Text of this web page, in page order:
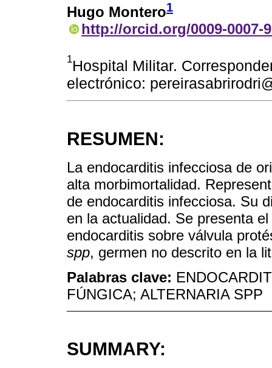
Hugo Montero1
http://orcid.org/0009-0007-
1Hospital Militar.
electrónico:
RESUMEN:
La endocarditis infecciosa de
alta morbimortalidad.
de endocarditis infecciosa. Su
en la actualidad. Se presenta
endocarditis sobre válvula
spp, germen no descrito en la
Palabras clave:
FÚNGICA; ALTERNARIA SPP
SUMMARY: